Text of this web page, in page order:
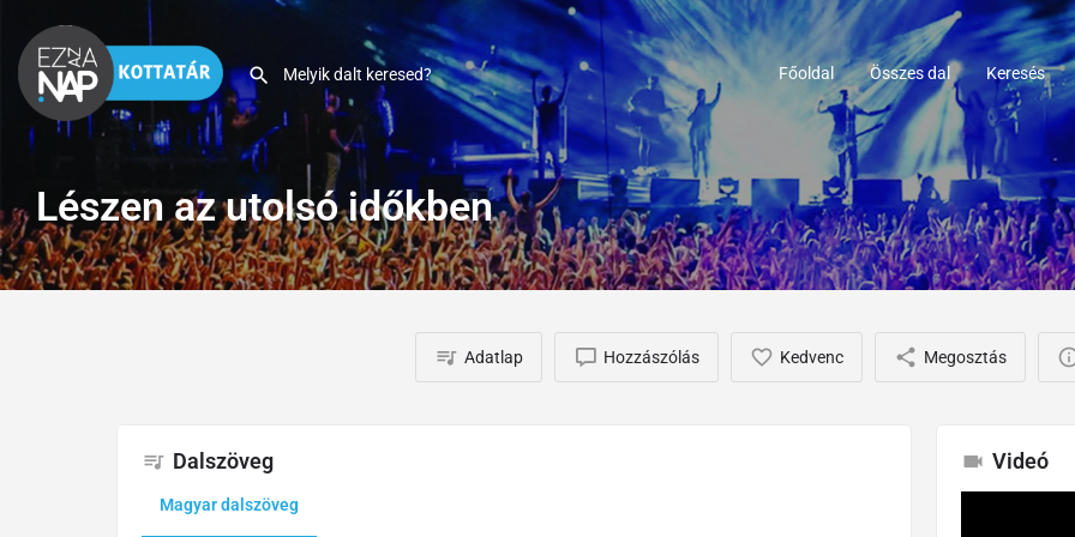
Főoldal Összes dal Keresés
Lészen az utolsó időkben
Adatlap Hozzászólás Kedvenc Megosztás
Dalszöveg
Magyar dalszöveg
Videó